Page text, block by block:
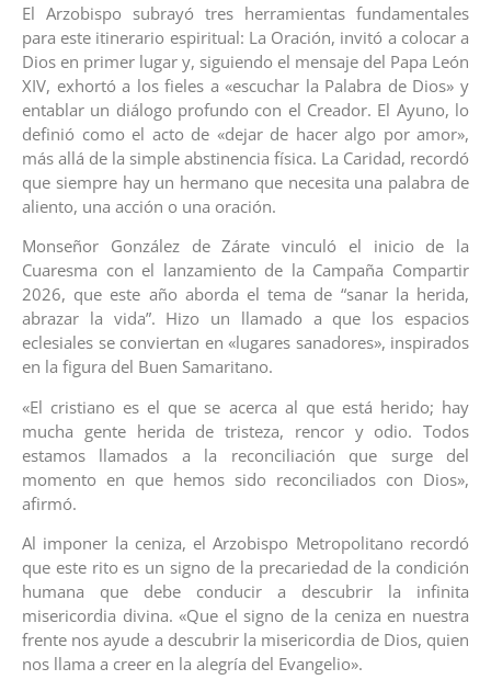
El Arzobispo subrayó tres herramientas fundamentales
para este itinerario espiritual: La Oración, invitó a colocar a
Dios en primer lugar y, siguiendo el mensaje del Papa León
XIV, exhortó a los fieles a «escuchar la Palabra de Dios» y
entablar un diálogo profundo con el Creador. El Ayuno, lo
definió como el acto de «dejar de hacer algo por amor»,
más allá de la simple abstinencia física. La Caridad, recordó
que siempre hay un hermano que necesita una palabra de
aliento, una acción o una oración.
Monseñor González de Zárate vinculó el inicio de la
Cuaresma con el lanzamiento de la Campaña Compartir
2026, que este año aborda el tema de “sanar la herida,
abrazar la vida”. Hizo un llamado a que los espacios
eclesiales se conviertan en «lugares sanadores», inspirados
en la figura del Buen Samaritano.
«El cristiano es el que se acerca al que está herido; hay
mucha gente herida de tristeza, rencor y odio. Todos
estamos llamados a la reconciliación que surge del
momento en que hemos sido reconciliados con Dios»,
afirmó.
Al imponer la ceniza, el Arzobispo Metropolitano recordó
que este rito es un signo de la precariedad de la condición
humana que debe conducir a descubrir la infinita
misericordia divina. «Que el signo de la ceniza en nuestra
frente nos ayude a descubrir la misericordia de Dios, quien
nos llama a creer en la alegría del Evangelio».